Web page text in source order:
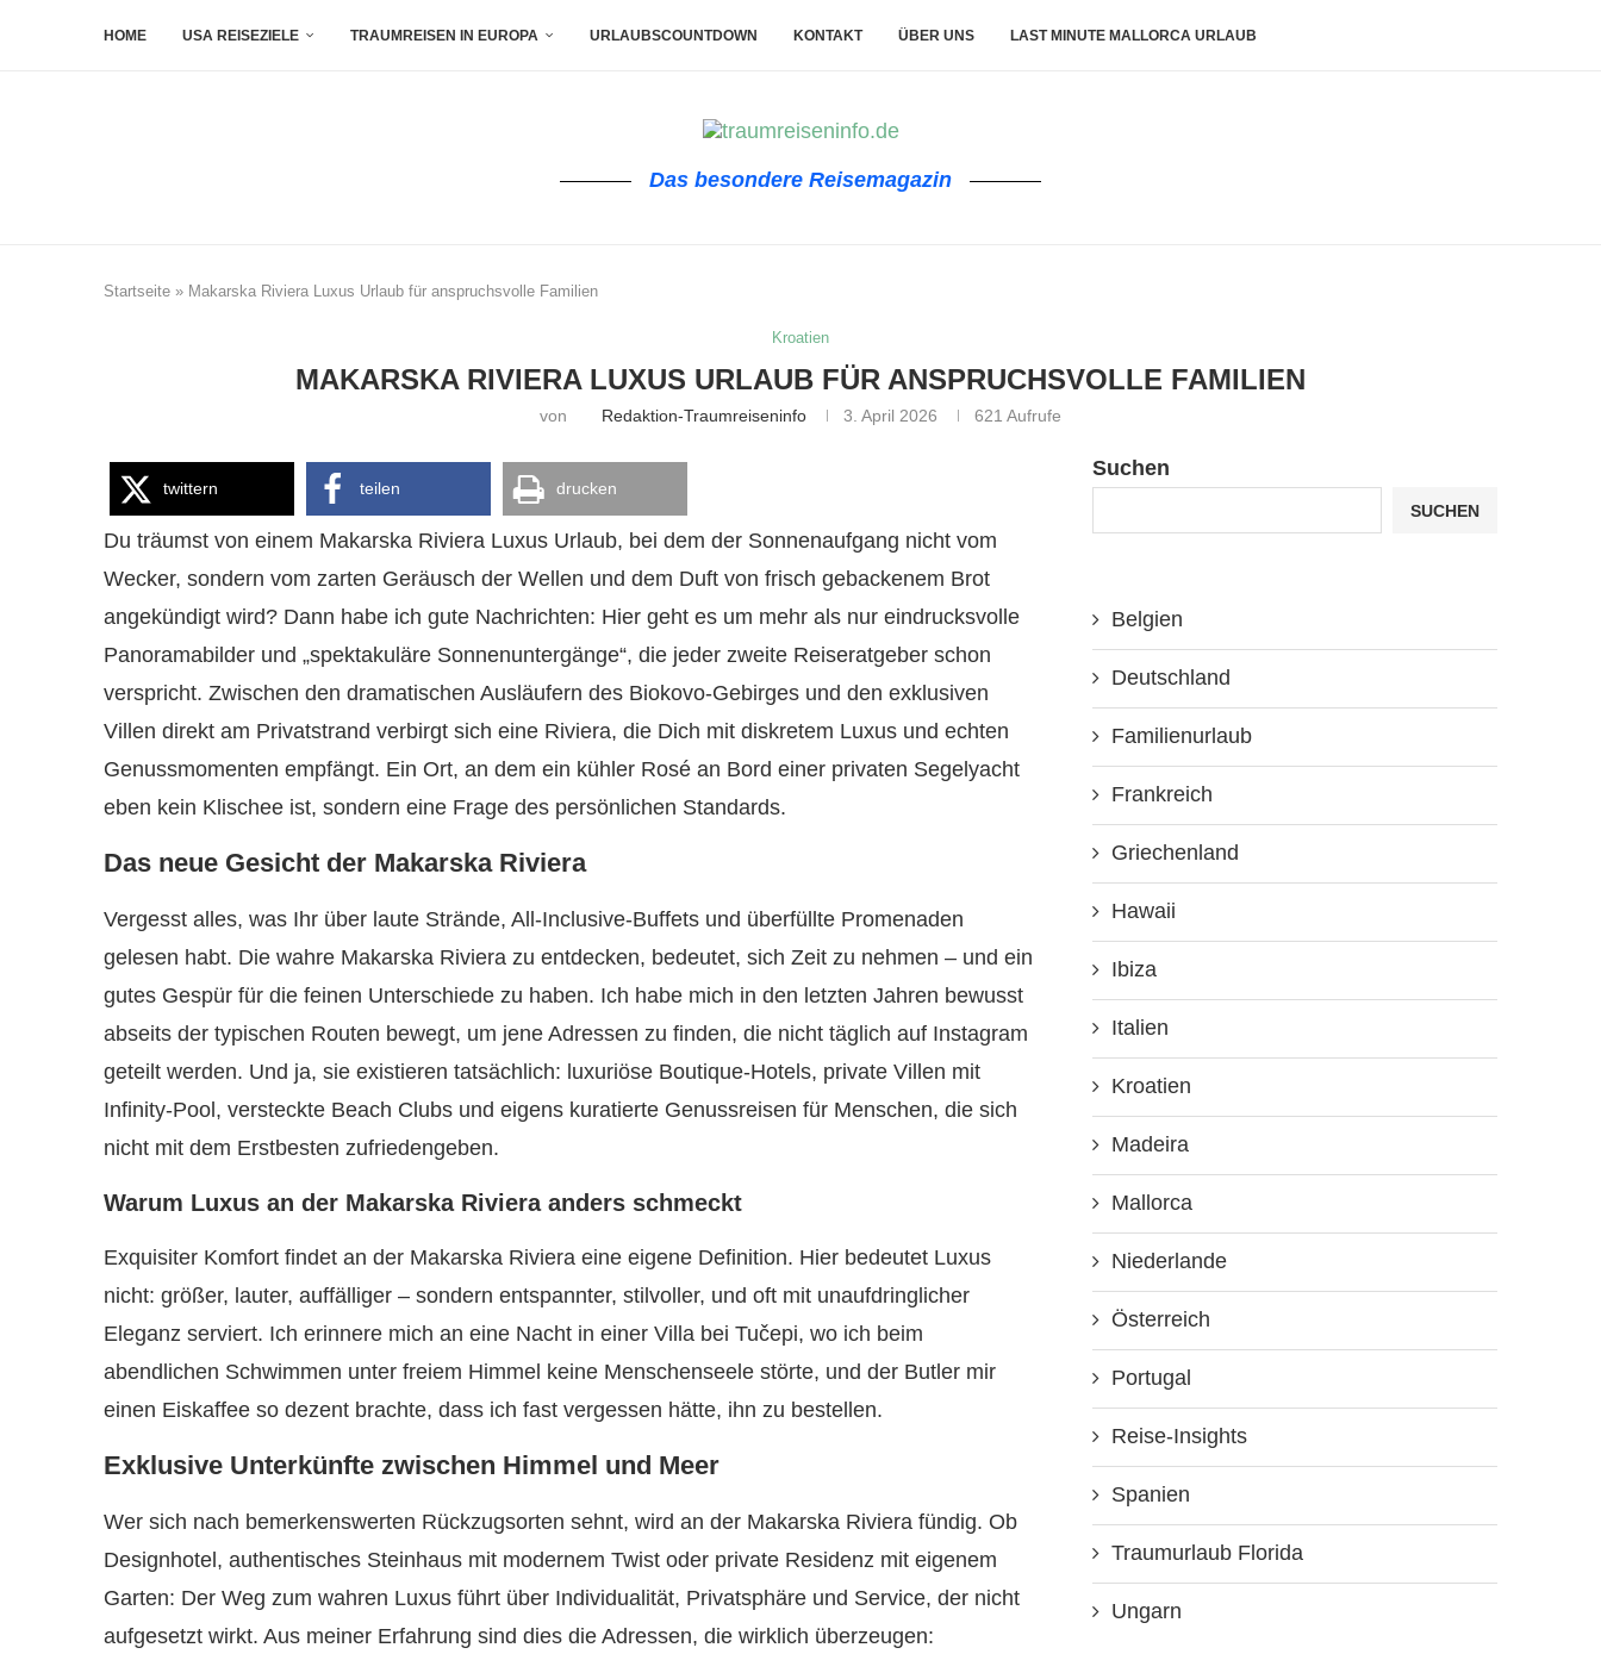
HOME USA REISEZIELE TRAUMREISEN IN EUROPA URLAUBSCOUNTDOWN KONTAKT ÜBER UNS LAST MINUTE MALLORCA URLAUB
Das besondere Reisemagazin
Startseite » Makarska Riviera Luxus Urlaub für anspruchsvolle Familien
Kroatien
MAKARSKA RIVIERA LUXUS URLAUB FÜR ANSPRUCHSVOLLE FAMILIEN
von Redaktion-Traumreiseninfo 3. April 2026 621 Aufrufe
twittern teilen drucken
Du träumst von einem Makarska Riviera Luxus Urlaub, bei dem der Sonnenaufgang nicht vom
Wecker, sondern vom zarten Geräusch der Wellen und dem Duft von frisch gebackenem Brot
angekündigt wird? Dann habe ich gute Nachrichten: Hier geht es um mehr als nur eindrucksvolle
Panoramabilder und „spektakuläre Sonnenuntergänge“, die jeder zweite Reiseratgeber schon
verspricht. Zwischen den dramatischen Ausläufern des Biokovo-Gebirges und den exklusiven
Villen direkt am Privatstrand verbirgt sich eine Riviera, die Dich mit diskretem Luxus und echten
Genussmomenten empfängt. Ein Ort, an dem ein kühler Rosé an Bord einer privaten Segelyacht
eben kein Klischee ist, sondern eine Frage des persönlichen Standards.
Das neue Gesicht der Makarska Riviera
Vergesst alles, was Ihr über laute Strände, All-Inclusive-Buffets und überfüllte Promenaden
gelesen habt. Die wahre Makarska Riviera zu entdecken, bedeutet, sich Zeit zu nehmen – und ein
gutes Gespür für die feinen Unterschiede zu haben. Ich habe mich in den letzten Jahren bewusst
abseits der typischen Routen bewegt, um jene Adressen zu finden, die nicht täglich auf Instagram
geteilt werden. Und ja, sie existieren tatsächlich: luxuriöse Boutique-Hotels, private Villen mit
Infinity-Pool, versteckte Beach Clubs und eigens kuratierte Genussreisen für Menschen, die sich
nicht mit dem Erstbesten zufriedengeben.
Warum Luxus an der Makarska Riviera anders schmeckt
Exquisiter Komfort findet an der Makarska Riviera eine eigene Definition. Hier bedeutet Luxus
nicht: größer, lauter, auffälliger – sondern entspannter, stilvoller, und oft mit unaufdringlicher
Eleganz serviert. Ich erinnere mich an eine Nacht in einer Villa bei Tučepi, wo ich beim
abendlichen Schwimmen unter freiem Himmel keine Menschenseele störte, und der Butler mir
einen Eiskaffee so dezent brachte, dass ich fast vergessen hätte, ihn zu bestellen.
Exklusive Unterkünfte zwischen Himmel und Meer
Wer sich nach bemerkenswerten Rückzugsorten sehnt, wird an der Makarska Riviera fündig. Ob
Designhotel, authentisches Steinhaus mit modernem Twist oder private Residenz mit eigenem
Garten: Der Weg zum wahren Luxus führt über Individualität, Privatsphäre und Service, der nicht
aufgesetzt wirkt. Aus meiner Erfahrung sind dies die Adressen, die wirklich überzeugen:
Suchen
SUCHEN
Belgien
Deutschland
Familienurlaub
Frankreich
Griechenland
Hawaii
Ibiza
Italien
Kroatien
Madeira
Mallorca
Niederlande
Österreich
Portugal
Reise-Insights
Spanien
Traumurlaub Florida
Ungarn